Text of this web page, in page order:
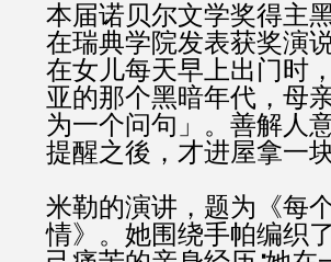
本届诺贝尔文学奖得主
在瑞典学院发表获奖演
在女儿每天早上出门时
亚的那个黑暗年代，母
为一个问句」。善解人
提醒之後，才进屋拿一块
米勒的演讲，题为《每
情》。她围绕手帕编织